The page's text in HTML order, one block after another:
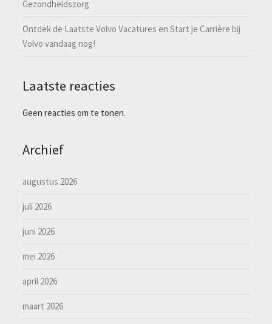
Gezondheidszorg
Ontdek de Laatste Volvo Vacatures en Start je Carrière bij
Volvo vandaag nog!
Laatste reacties
Geen reacties om te tonen.
Archief
augustus 2026
juli 2026
juni 2026
mei 2026
april 2026
maart 2026